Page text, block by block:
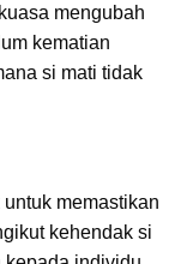
mengubah
kematian
si mati tidak
memastikan
kehendak si